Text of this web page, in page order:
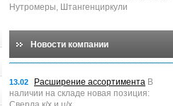
Нутромеры, Штангенциркули
Новости компании
13.02 Расширение ассортимента В
наличии на складе новая позиция: